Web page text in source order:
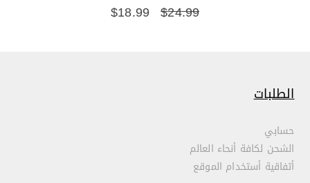
$24.99
$18.99
الطلبات
حسابي
الشحن لكافة أنحاء العالم
أتفاقية أستخدام الموقع